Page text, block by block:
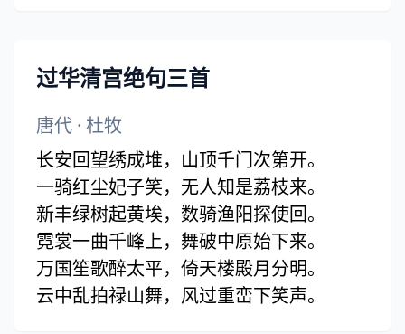
是气所磅礴，凛烈万古存。
当其贯日月，生死安足论。
地维赖以立，天柱赖以尊。
嗟予遘阳九，隶也实不力。
楚囚缨其冠，传车送穷北。
鼎镬甘如饴，求之不可得。
阴房阗鬼火，春院閟天黑。(阗 一作：阒)
牛骥同一皂，鸡栖凤凰食。
一朝蒙雾露，分作沟中瘠。
过华清宫绝句三首
唐代 · 杜牧
长安回望绣成堆，山顶千门次第开。
一骑红尘妃子笑，无人知是荔枝来。
新丰绿树起黄埃，数骑渔阳探使回。
霓裳一曲千峰上，舞破中原始下来。
万国笙歌醉太平，倚天楼殿月分明。
云中乱拍禄山舞，风过重峦下笑声。